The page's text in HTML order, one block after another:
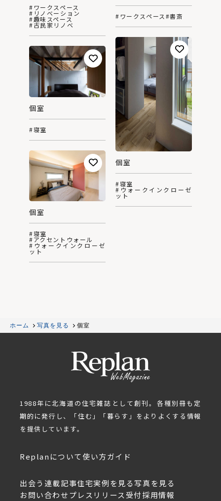
#ワークスペース #書斎
#ワークスペース
#リノベーション
#趣味スペース
#古民家リノベ
個室
#寝室
#ウォークインクローゼ
ット
個室
#寝室
個室
#寝室
#アクセントウォール
#ウォークインクローゼ
ット
ホーム 写真を見る 個室
1988年に北海道の住宅雑誌として創刊。各種別冊も定
期的に発行し、「住む」「暮らす」をよりよくする情報
を提供しています。
Replanについて使い方ガイド
出会う 連載記事住宅実例を見る写真を見る
お問い合わせ プレスリリース受付採用情報